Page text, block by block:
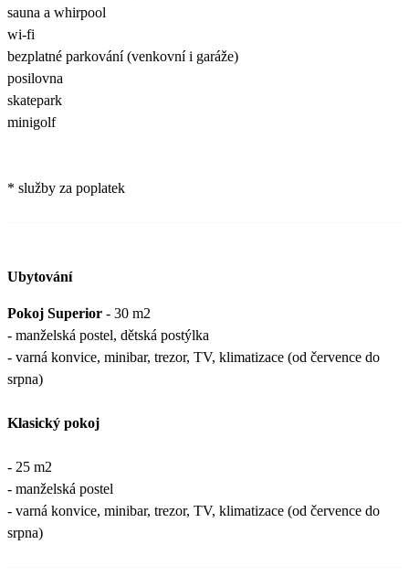
sauna a whirpool
wi-fi
bezplatné parkování (venkovní i garáže)
posilovna
skatepark
minigolf
* služby za poplatek
Ubytování
Pokoj Superior - 30 m2
- manželská postel, dětská postýlka
- varná konvice, minibar, trezor, TV, klimatizace (od července do
srpna)
Klasický pokoj
- 25 m2
- manželská postel
- varná konvice, minibar, trezor, TV, klimatizace (od července do
srpna)